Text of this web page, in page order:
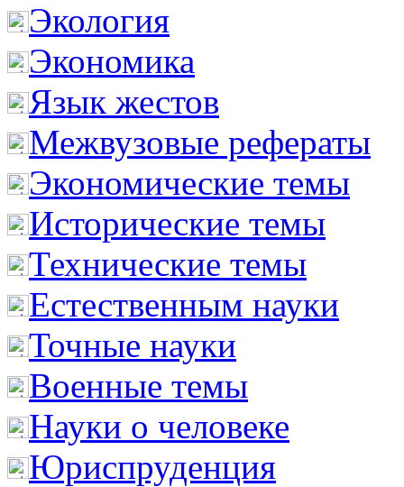
Экология
Экономика
Язык жестов
Межвузовые рефераты
Экономические темы
Исторические темы
Технические темы
Естественным науки
Точные науки
Военные темы
Науки о человеке
Юриспруденция